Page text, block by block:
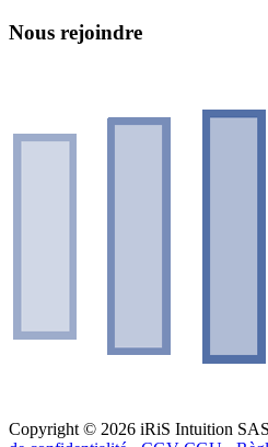
Nous rejoindre
Copyright © 2026 iRiS Intuition